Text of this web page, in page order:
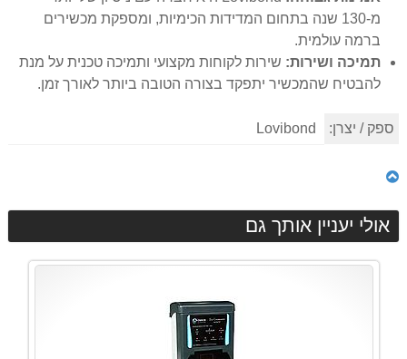
מ-130 שנה בתחום המדידות הכימיות, ומספקת מכשירים
ברמה עולמית.
תמיכה ושירות: שירות לקוחות מקצועי ותמיכה טכנית על מנת
להבטיח שהמכשיר יתפקד בצורה הטובה ביותר לאורך זמן.
ספק / יצרן:
אולי יעניין אותך גם